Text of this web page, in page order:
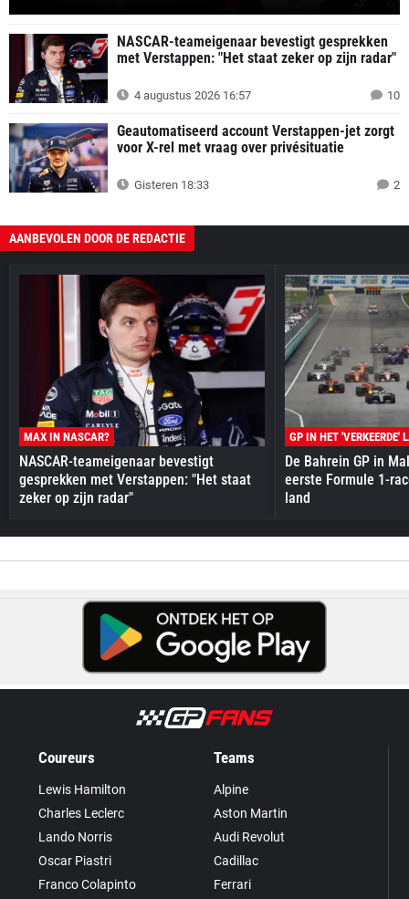
NASCAR-teameigenaar bevestigt gesprekken
met Verstappen: "Het staat zeker op zijn radar"
4 augustus 2026 16:57 10
Geautomatiseerd account Verstappen-jet zorgt
voor X-rel met vraag over privésituatie
Gisteren 18:33 2
AANBEVOLEN DOOR DE REDACTIE
MAX IN NASCAR?
NASCAR-teameigenaar bevestigt
gesprekken met Verstappen: "Het staat
zeker op zijn radar"
GP IN HET 'VERKEERDE'
De Bahrein GP in
eerste Formule 1-
land
Coureurs
Lewis Hamilton
Charles Leclerc
Lando Norris
Oscar Piastri
Franco Colapinto
Teams
Alpine
Aston Martin
Audi Revolut
Cadillac
Ferrari